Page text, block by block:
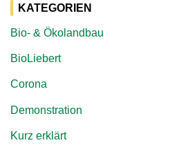
KATEGORIEN
Bio- & Ökolandbau
BioLiebert
Corona
Demonstration
Kurz erklärt